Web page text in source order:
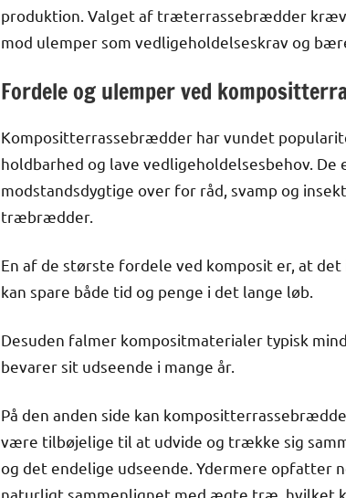
produktion. Valget af træterrassebrædder
mod ulemper som vedligeholdelseskrav og
Fordele og ulemper ved
Kompositterrassebrædder har vundet
holdbarhed og lave vedligeholdelsesbehov.
modstandsdygtige over for råd, svamp og
træbrædder.
En af de største fordele ved komposit er, at
kan spare både tid og penge i det lange løb.
Desuden falmer kompositmaterialer typisk
bevarer sit udseende i mange år.
På den anden side kan
være tilbøjelige til at udvide og trække sig
og det endelige udseende. Ydermere opfatter